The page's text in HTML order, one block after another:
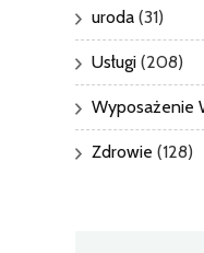
uroda (31)
Usługi (208)
Wyposażenie
Zdrowie (128)